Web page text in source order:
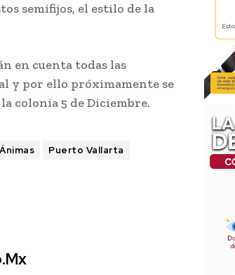
semifijos, el estilo de la
en cuenta todas las
y por ello próximamente se
colonia 5 de Diciembre.
Puerto Vallarta